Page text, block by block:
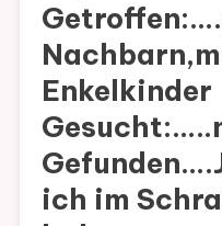
Enkelkinder
ich im